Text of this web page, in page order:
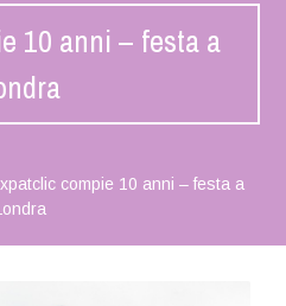
10 anni – festa a
compie 10 anni – festa a